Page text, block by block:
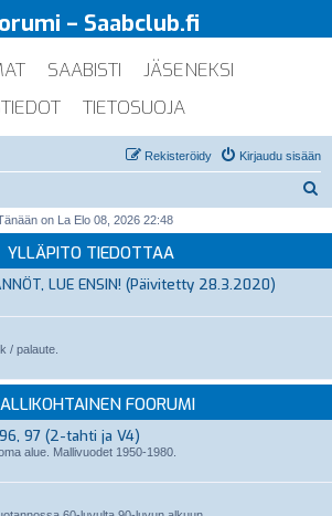
– Saabclub.fi
SAABISTI
JÄSENEKSI
TIETOSUOJA
Kirjaudu sisään
Rekisteröidy
i
on La Elo 08, 2026 22:48
YLLÄPITO TIEDOTTAA
LUE ENSIN! (Päivitetty 28.3.2020)
/ palaute.
FOORUMI
97 (2-tahti ja V4)
alue. Mallivuodet 1950-1980.